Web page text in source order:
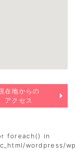
在地からの
アクセス
foreach() in
wordpress/